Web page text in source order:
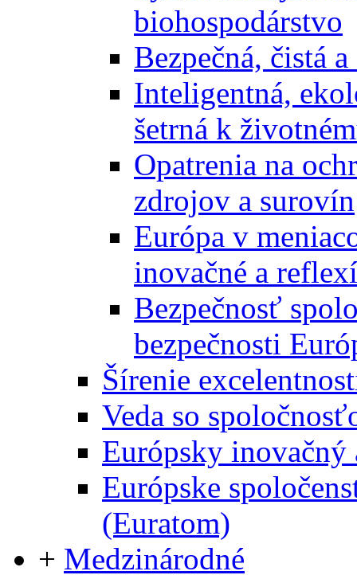
biohospodárstvo
Bezpečná, čistá
Inteligentná,
šetrná k
Opatrenia na
zdrojov a surovín
Európa v
inovačné a
Bezpečnosť
bezpečnosti
Šírenie
Veda so
Európsky
Európske
(Euratom)
+ Medzinárodné